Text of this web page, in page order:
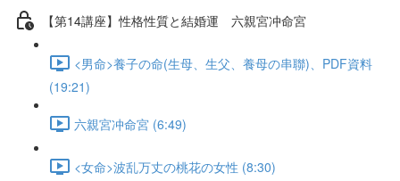
【第14講座】性格性質と結婚運 六親宮冲命宮
<男命>養子の命(生母、生父、養母の串聯)、PDF資料
(19:21)
六親宮冲命宮 (6:49)
<女命>波乱万丈の桃花の女性 (8:30)